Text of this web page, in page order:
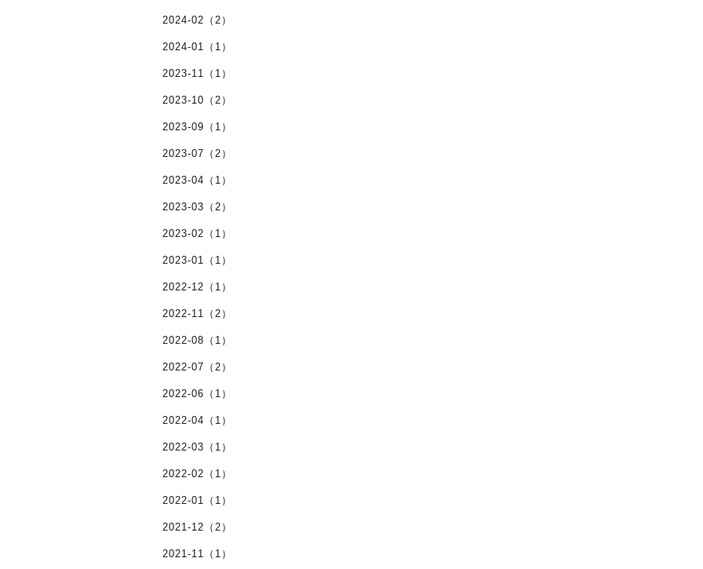
2024-02（2）
2024-01（1）
2023-11（1）
2023-10（2）
2023-09（1）
2023-07（2）
2023-04（1）
2023-03（2）
2023-02（1）
2023-01（1）
2022-12（1）
2022-11（2）
2022-08（1）
2022-07（2）
2022-06（1）
2022-04（1）
2022-03（1）
2022-02（1）
2022-01（1）
2021-12（2）
2021-11（1）